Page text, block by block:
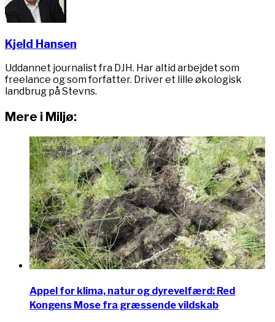
Kjeld Hansen
Uddannet journalist fra DJH. Har altid arbejdet som
freelance og som forfatter. Driver et lille økologisk
landbrug på Stevns.
Mere i Miljø:
Appel for klima, natur og dyrevelfærd: Red
Kongens Mose fra græssende vildskab